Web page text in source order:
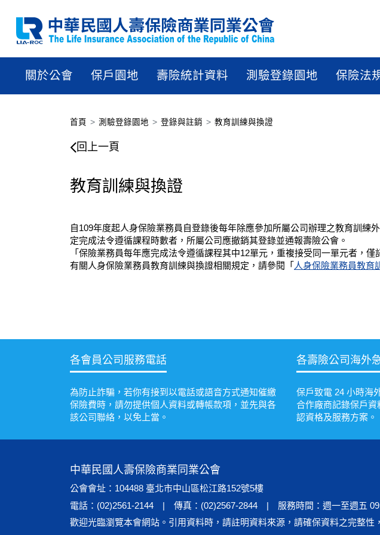
關於公會 保戶園地 壽險統計資料 測驗登錄園地 保險法
教育訓練與換證
首頁 測驗登錄園地 登錄與註銷 教育訓練與換證
回上一頁
教育訓練與換證
自109年度起人身保險業務員自登錄後每年除應參加所屬公司辦理之教育訓
定完成法令遵循課程時數者，所屬公司應撤銷其登錄並通報壽險公會。
「保險業務員每年應完成法令遵循課程其中12單元，重複接受同一單元者，僅
有關人身保險業務員教育訓練與換證相關規定，請參閱「 人身保險業務員教育
各會員公司服務電話
為防止詐騙，若你有接到以電話或語音方式通知催繳
保險費時，請勿提供個人資料或轉帳款項，並先與各
該公司聯絡，以免上當。
各壽險公司海外
保戶致電 24 小時海
合作廠商記錄保戶
認資格及服務方案。
中華民國人壽保險商業同業公會
公會會址：104488 臺北市中山區松江路152號5樓
電話：(02)2561-2144 | 傳真：(02)2567-2844 | 服務時間：週一至週五
歡迎光臨瀏覽本會網站。引用資料時，請註明資料來源，請確保資料之完整性